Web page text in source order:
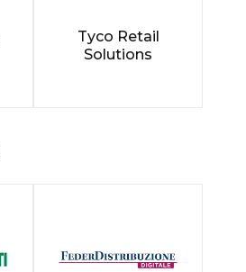
Tyco Retail
Solutions